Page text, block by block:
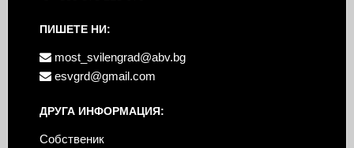
ПИШЕТЕ НИ:
most_svilengrad@abv.bg
esvgrd@gmail.com
ДРУГА ИНФОРМАЦИЯ:
Собственик